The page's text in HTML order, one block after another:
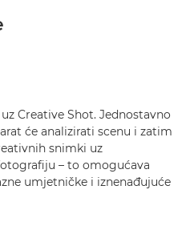
Creative Shot. Jednostavno
će analizirati scenu i zatim
snimki uz
– to omogućava
umjetničke i iznenađujuće